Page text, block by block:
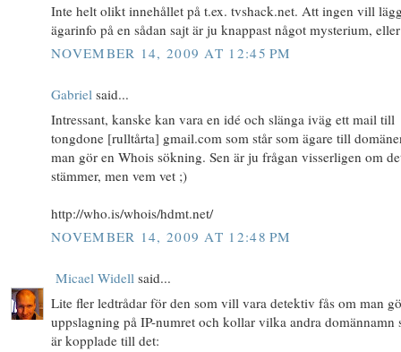
Inte helt olikt innehållet på t.ex. tvshack.net. Att ingen vill
ägarinfo på en sådan sajt är ju knappast något mysterium,
NOVEMBER 14, 2009 AT 12:45 PM
Gabriel said...
Intressant, kanske kan vara en idé och slänga iväg ett mail till
tongdone [rulltårta] gmail.com som står som ägare till
man gör en Whois sökning. Sen är ju frågan visserligen om
stämmer, men vem vet ;)
http://who.is/whois/hdmt.net/
NOVEMBER 14, 2009 AT 12:48 PM
Micael Widell said...
Lite fler ledtrådar för den som vill vara detektiv fås om man
uppslagning på IP-numret och kollar vilka andra domännamn
är kopplade till det: